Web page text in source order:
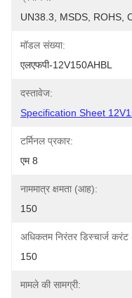
UN38.3, MSDS, ROHS,
मॉडल संख्या:
एलएफपी-12V150AHBL
दस्तावेज:
Specification Sheet
टर्मिनल प्रकार:
एम 8
नाममात्र क्षमता (आह):
150
अधिकतम निरंतर डिस्चार्ज
150
मामले की सामग्री: